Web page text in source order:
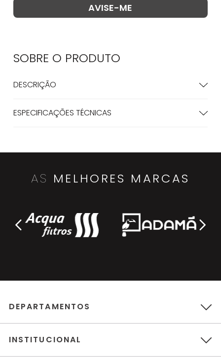
SOBRE O PRODUTO
DESCRIÇÃO
ESPECIFICAÇÕES TÉCNICAS
AS MELHORES MARCAS
DEPARTAMENTOS
INSTITUCIONAL